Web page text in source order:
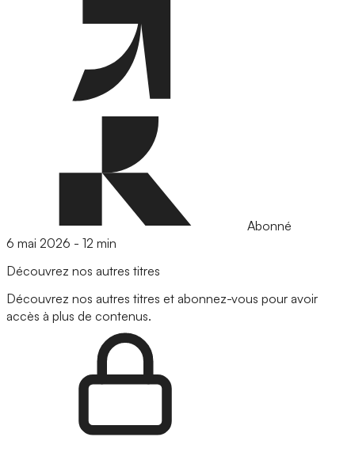
Abonné
6 mai 2026 - 12 min
Découvrez nos autres titres
Découvrez nos autres titres et abonnez-vous pour avoir
accès à plus de contenus.